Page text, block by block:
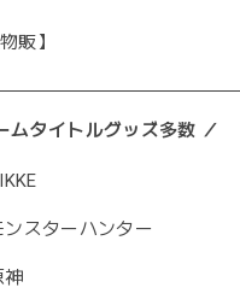
販】
ムタイトルグッズ多数 ／
ンスターハンター
神